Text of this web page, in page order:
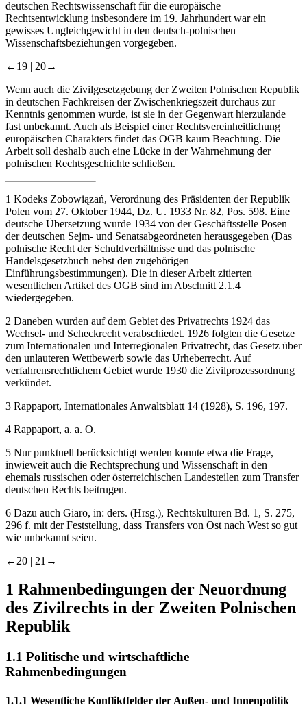
deutschen Rechtswissenschaft für die europäische
Rechtsentwicklung insbesondere im 19. Jahrhundert war ein
gewisses Ungleichgewicht in den deutsch-polnischen
Wissenschaftsbeziehungen vorgegeben.
←19 | 20→
Wenn auch die Zivilgesetzgebung der Zweiten Polnischen Republik
in deutschen Fachkreisen der Zwischenkriegszeit durchaus zur
Kenntnis genommen wurde, ist sie in der Gegenwart hierzulande
fast unbekannt. Auch als Beispiel einer Rechtsvereinheitlichung
europäischen Charakters findet das OGB kaum Beachtung. Die
Arbeit soll deshalb auch eine Lücke in der Wahrnehmung der
polnischen Rechtsgeschichte schließen.
1 Kodeks Zobowiązań, Verordnung des Präsidenten der Republik
Polen vom 27. Oktober 1944, Dz. U. 1933 Nr. 82, Pos. 598. Eine
deutsche Übersetzung wurde 1934 von der Geschäftsstelle Posen
der deutschen Sejm- und Senatsabgeordneten herausgegeben (Das
polnische Recht der Schuldverhältnisse und das polnische
Handelsgesetzbuch nebst den zugehörigen
Einführungsbestimmungen). Die in dieser Arbeit zitierten
wesentlichen Artikel des OGB sind im Abschnitt 2.1.4
wiedergegeben.
2 Daneben wurden auf dem Gebiet des Privatrechts 1924 das
Wechsel- und Scheckrecht verabschiedet. 1926 folgten die Gesetze
zum Internationalen und Interregionalen Privatrecht, das Gesetz über
den unlauteren Wettbewerb sowie das Urheberrecht. Auf
verfahrensrechtlichem Gebiet wurde 1930 die Zivilprozessordnung
verkündet.
3 Rappaport, Internationales Anwaltsblatt 14 (1928), S. 196, 197.
4 Rappaport, a. a. O.
5 Nur punktuell berücksichtigt werden konnte etwa die Frage,
inwieweit auch die Rechtsprechung und Wissenschaft in den
ehemals russischen oder österreichischen Landesteilen zum Transfer
deutschen Rechts beitrugen.
6 Dazu auch Giaro, in: ders. (Hrsg.), Rechtskulturen Bd. 1, S. 275,
296 f. mit der Feststellung, dass Transfers von Ost nach West so gut
wie unbekannt seien.
←20 | 21→
1 Rahmenbedingungen der Neuordnung
des Zivilrechts in der Zweiten Polnischen
Republik
1.1 Politische und wirtschaftliche
Rahmenbedingungen
1.1.1 Wesentliche Konfliktfelder der Außen- und Innenpolitik